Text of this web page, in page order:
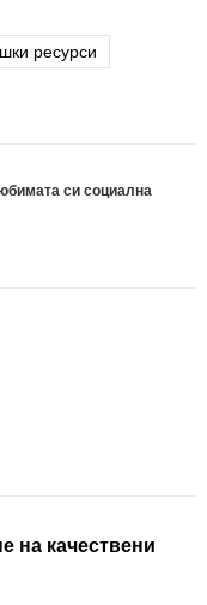
ресурси
си социална
на качествени